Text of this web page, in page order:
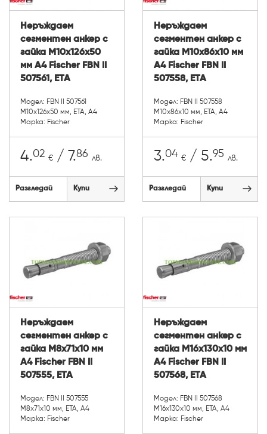
Неръждаем
сегментен анкер с
гайка М10х126х50
мм A4 Fischer FBN II
507561, ETA
Модел: FBN II 507561
М10х126х50 мм, ETA, А4
Марка: Fischer
4.02 € / 7.86 лв.
Разгледай Купи
Неръждаем
сегментен анкер с
гайка М10х86х10 мм
A4 Fischer FBN II
507558, ETA
Модел: FBN II 507558
М10х86х10 мм, ETA, А4
Марка: Fischer
3.04 € / 5.95 лв.
Разгледай Купи
Неръждаем
сегментен анкер с
гайка М8х71х10 мм
A4 Fischer FBN II
507555, ETA
Модел: FBN II 507555
М8х71х10 мм, ETA, А4
Марка: Fischer
Неръждаем
сегментен анкер с
гайка М16х130х10 мм
A4 Fischer FBN II
507568, ETA
Модел: FBN II 507568
М16х130х10 мм, ETA, А4
Марка: Fischer